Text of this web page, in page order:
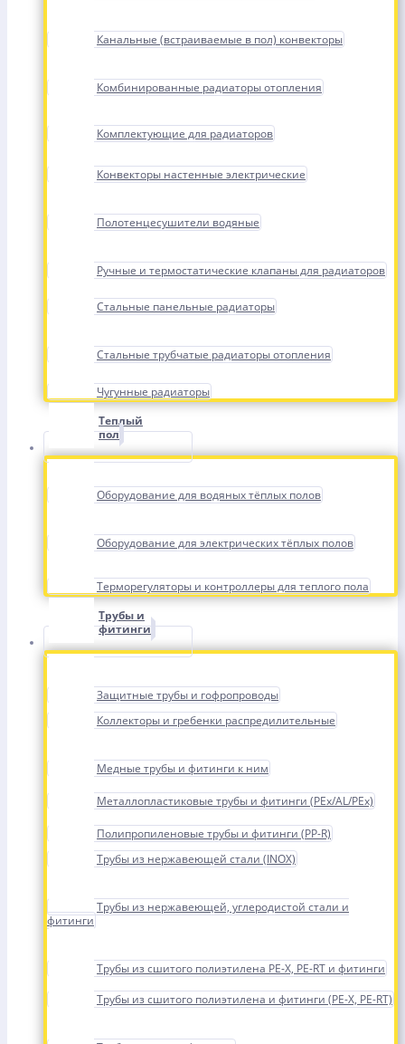
Канальные (встраиваемые в пол) конвекторы
Комбинированные радиаторы отопления
Комплектующие для радиаторов
Конвекторы настенные электрические
Полотенцесушители водяные
Ручные и термостатические клапаны для радиаторов
Стальные панельные радиаторы
Стальные трубчатые радиаторы отопления
Чугунные радиаторы
Теплый
пол
Оборудование для водяных тёплых полов
Оборудование для электрических тёплых полов
Терморегуляторы и контроллеры для теплого пола
Трубы и
фитинги
Защитные трубы и гофропроводы
Коллекторы и гребенки распредилительные
Медные трубы и фитинги к ним
Металлопластиковые трубы и фитинги (PEx/AL/PEx)
Полипропиленовые трубы и фитинги (PP-R)
Трубы из нержавеющей стали (INOX)
Трубы из нержавеющей, углеродистой стали и
фитинги
Трубы из сшитого полиэтилена PE-X, PE-RT и фитинги
Трубы из сшитого полиэтилена и фитинги (PE-X, PE-RT)